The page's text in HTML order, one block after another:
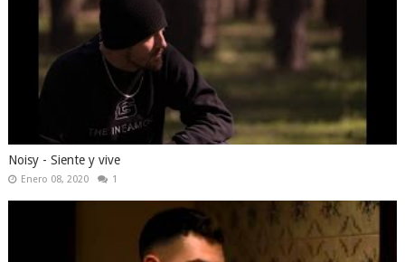
Noisy - Siente y vive
Enero 08, 2020 1